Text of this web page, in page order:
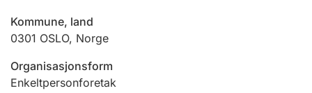
Ektepaktveileder
Kommune, land
0301 OSLO, Norge
Organisasjonsform
Enkeltpersonforetak